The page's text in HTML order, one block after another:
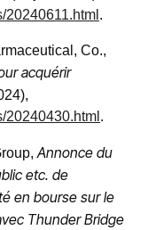
20240611.html .
Co.,
acquérir
20240430.html .
Annonce du
etc. de
en bourse sur le
Thunder Bridge